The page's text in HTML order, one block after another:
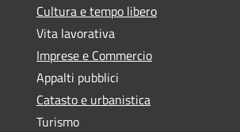
Cultura e tempo libero
Vita lavorativa
Imprese e Commercio
Appalti pubblici
Catasto e urbanistica
Turismo